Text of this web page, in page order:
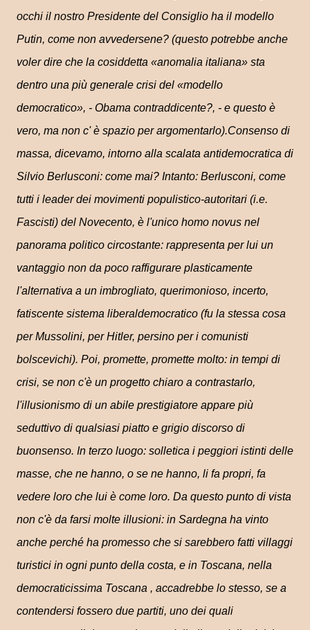
occhi il nostro Presidente del Consiglio ha il modello
Putin, come non avvedersene? (questo potrebbe anche
voler dire che la cosiddetta «anomalia italiana» sta
dentro una più generale crisi del «modello
democratico», - Obama contraddicente?, - e questo è
vero, ma non c' è spazio per argomentarlo).Consenso di
massa, dicevamo, intorno alla scalata antidemocratica di
Silvio Berlusconi: come mai? Intanto: Berlusconi, come
tutti i leader dei movimenti populistico-autoritari (i.e.
Fascisti) del Novecento, è l'unico homo novus nel
panorama politico circostante: rappresenta per lui un
vantaggio non da poco raffigurare plasticamente
l'alternativa a un imbrogliato, querimonioso, incerto,
fatiscente sistema liberaldemocratico (fu la stessa cosa
per Mussolini, per Hitler, persino per i comunisti
bolscevichi). Poi, promette, promette molto: in tempi di
crisi, se non c'è un progetto chiaro a contrastarlo,
l'illusionismo di un abile prestigiatore appare più
seduttivo di qualsiasi piatto e grigio discorso di
buonsenso. In terzo luogo: solletica i peggiori istinti delle
masse, che ne hanno, o se ne hanno, li fa propri, fa
vedere loro che lui è come loro. Da questo punto di vista
non c'è da farsi molte illusioni: in Sardegna ha vinto
anche perché ha promesso che si sarebbero fatti villaggi
turistici in ogni punto della costa, e in Toscana, nella
democraticissima Toscana , accadrebbe lo stesso, se a
contendersi fossero due partiti, uno dei quali